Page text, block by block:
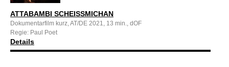
ATTABAMBI SCHEISSMICHAN
Dokumentarfilm kurz, AT/DE 2021, 13 min., dOF
Regie: Paul Poet
Details